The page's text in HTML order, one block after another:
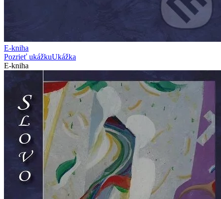
E-kniha
Pozrieť ukážkuUkážka
E-kniha